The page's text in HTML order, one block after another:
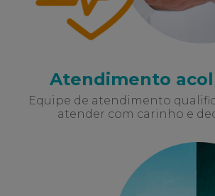
Atendimento
Equipe de atendimento
atender com carinho e